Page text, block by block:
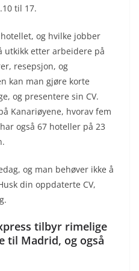
til 17.
og hvilke jobber
utkikk etter arbeidere på
resepsjon, og
kan man gjøre korte
og presentere sin CV.
Kanariøyene, hvorav fem
også 67 hoteller på 23
og man behøver ikke å
din oppdaterte CV,
tilbyr rimelige
til Madrid, og også